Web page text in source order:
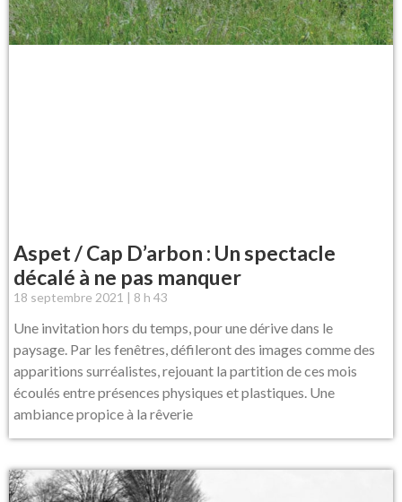
Aspet / Cap D’arbon : Un spectacle
décalé à ne pas manquer
18 septembre 2021 8 h 43
Une invitation hors du temps, pour une dérive dans le
paysage. Par les fenêtres, défileront des images comme des
apparitions surréalistes, rejouant la partition de ces mois
écoulés entre présences physiques et plastiques. Une
ambiance propice à la rêverie